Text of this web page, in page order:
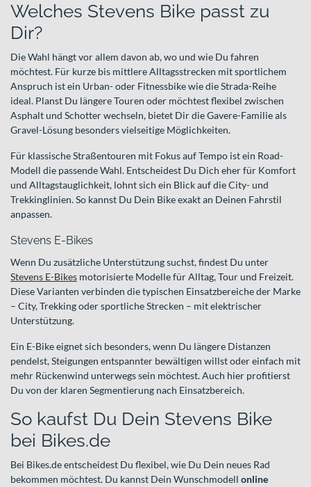
Welches Stevens Bike passt zu
Dir?
Die Wahl hängt vor allem davon ab, wo und wie Du fahren
möchtest. Für kurze bis mittlere Alltagsstrecken mit sportlichem
Anspruch ist ein Urban- oder Fitnessbike wie die Strada-Reihe
ideal. Planst Du längere Touren oder möchtest flexibel zwischen
Asphalt und Schotter wechseln, bietet Dir die Gavere-Familie als
Gravel-Lösung besonders vielseitige Möglichkeiten.
Für klassische Straßentouren mit Fokus auf Tempo ist ein Road-
Modell die passende Wahl. Entscheidest Du Dich eher für Komfort
und Alltagstauglichkeit, lohnt sich ein Blick auf die City- und
Trekkinglinien. So kannst Du Dein Bike exakt an Deinen Fahrstil
anpassen.
Stevens E-Bikes
Wenn Du zusätzliche Unterstützung suchst, findest Du unter
Stevens E-Bikes motorisierte Modelle für Alltag, Tour und Freizeit.
Diese Varianten verbinden die typischen Einsatzbereiche der Marke
– City, Trekking oder sportliche Strecken – mit elektrischer
Unterstützung.
Ein E-Bike eignet sich besonders, wenn Du längere Distanzen
pendelst, Steigungen entspannter bewältigen willst oder einfach mit
mehr Rückenwind unterwegs sein möchtest. Auch hier profitierst
Du von der klaren Segmentierung nach Einsatzbereich.
So kaufst Du Dein Stevens Bike
bei Bikes.de
Bei Bikes.de entscheidest Du flexibel, wie Du Dein neues Rad
bekommen möchtest. Du kannst Dein Wunschmodell online